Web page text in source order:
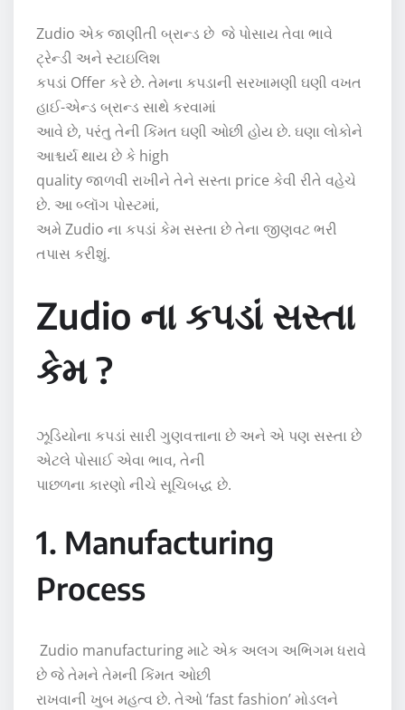
Zudio એક જાણીતી બ્રાન્ડ છે જે પોસાય તેવા ભાવે
ટ્રેન્ડી અને સ્ટાઇલિશ
કપડાં Offer કરે છે. તેમના કપડાની સરખામણી ઘણી વખત
હાઈ-એન્ડ બ્રાન્ડ સાથે કરવામાં
આવે છે, પરંતુ તેની કિંમત ઘણી ઓછી હોય છે. ઘણા લોકોને
આશ્ચર્ય થાય છે કે high
quality જાળવી રાખીને તેને સસ્તા price કેવી રીતે વહેચે
છે. આ બ્લૉગ પોસ્ટમાં,
અમે Zudio ના કપડાં કેમ સસ્તા છે તેના જીણવટ ભરી
તપાસ કરીશું.
Zudio ના કપડાં સસ્તા
કેમ ?
ઝૂડિયોના કપડાં સારી ગુણવત્તાના છે અને એ પણ સસ્તા છે
એટલે પોસાઈ એવા ભાવ, તેની
પાછળના કારણો નીચે સૂચિબદ્ધ છે.
1. Manufacturing
Process
Zudio manufacturing માટે એક અલગ અભિગમ ધરાવે
છે જે તેમને તેમની કિંમત ઓછી
રાખવાની ખુબ મહત્વ છે. તેઓ ‘fast fashion’ મોડલને